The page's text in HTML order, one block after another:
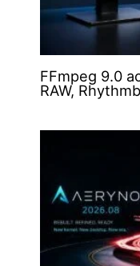
FFmpeg 9.0
RAW,